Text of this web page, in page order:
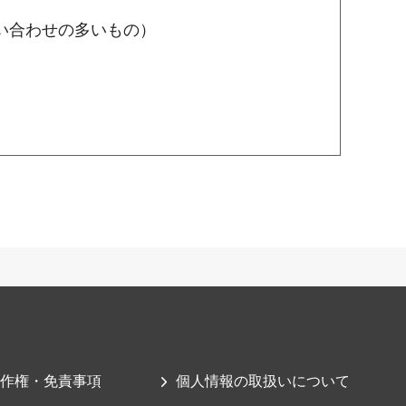
合わせの多いもの）
権・免責事項 個人情報の取扱いについて